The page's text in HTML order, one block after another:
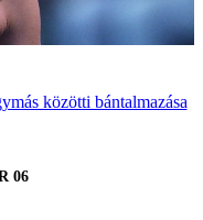
közötti bántalmazása
06